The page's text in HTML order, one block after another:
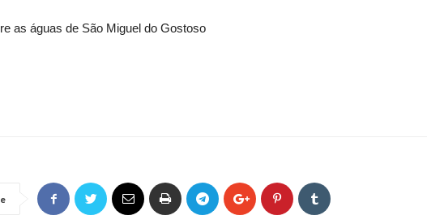
as águas de São Miguel do Gostoso